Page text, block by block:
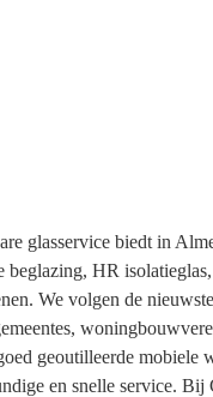
glasservice biedt in
HR
We volgen de
geoutilleerde
en snelle service.